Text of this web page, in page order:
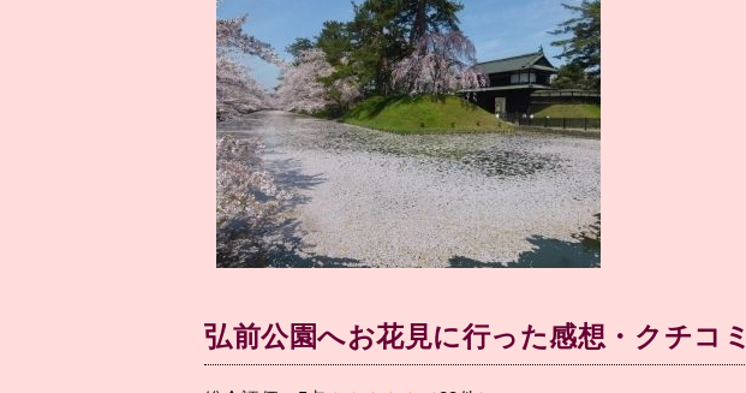
弘前公園へお花見に行った感想・クチコミ